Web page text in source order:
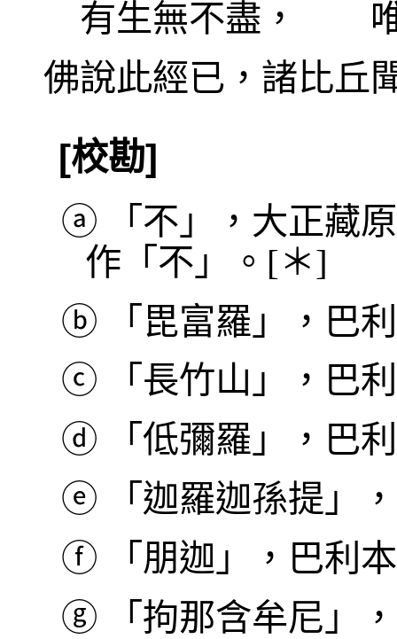
有生無不盡，
佛說此經已，諸比丘
[校勘]
ⓐ
「不」，大正藏
作「不」。[＊]
ⓑ
「毘富羅」，巴
ⓒ
「長竹山」，巴
ⓓ
「低彌羅」，巴
ⓔ
「迦羅迦孫提」
ⓕ
「朋迦」，巴利
ⓖ
「拘那含牟尼」